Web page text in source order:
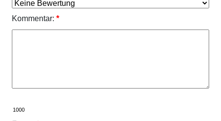
Kommentar: *